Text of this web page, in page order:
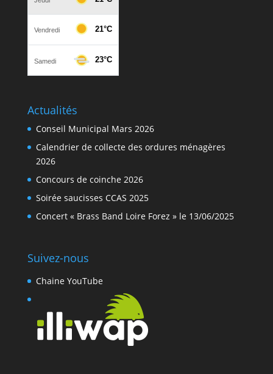
Actualités
Conseil Municipal Mars 2026
Calendrier de collecte des ordures ménagères
2026
Concours de coinche 2026
Soirée saucisses CCAS 2025
Concert « Brass Band Loire Forez » le 13/06/2025
Suivez-nous
Chaine YouTube